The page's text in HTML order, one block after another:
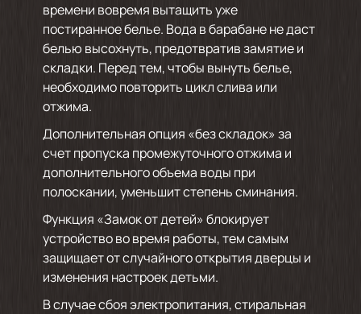
времени вовремя вытащить уже
постиранное белье. Вода в барабане не даст
белью высохнуть, предотвратив замятие и
складки. Перед тем, чтобы вынуть белье,
необходимо повторить цикл слива или
отжима.
Дополнительная опция «без складок» за
счет пропуска промежуточного отжима и
дополнительного объема воды при
полоскании, уменьшит степень сминания.
Функция «Замок от детей» блокирует
устройство во время работы, тем самым
защищает от случайного открытия дверцы и
изменения настроек детьми.
В случае сбоя электропитания, стиральная